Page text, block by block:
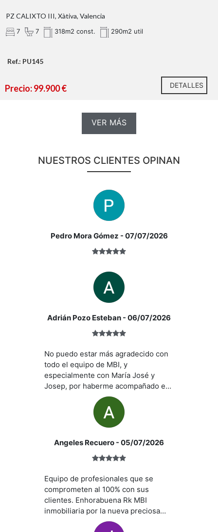
PZ CALIXTO III, Xàtiva, Valencia
7 7 318m2 const. 290m2 util
Ref.: PU145
Precio: 99.900 € DETALLES
VER MÁS
NUESTROS CLIENTES OPINAN
Pedro Mora Gómez - 07/07/2026
Adrián Pozo Esteban - 06/07/2026
No puedo estar más agradecido con
todo el equipo de MBI, y
especialmente con María José y
Josep, por haberme acompañado en
la compra de mi primera vivienda.
Desde el primer contacto con María
José, cuando solicité visitar el piso,
el trato fue excepcional. Durante el
proceso me surgieron varias dudas e
inseguridades (ya que era la compra
de mi primera vivienda), pero en
Tanto María José como Josep
estuvieron siempre disponibles para
resolver cualquier pregunta, ya fuera
sobre el proceso de compra,
aspectos económicos o cualquier
Angeles Recuero - 05/07/2026
Equipo de profesionales que se
comprometen al 100% con sus
clientes. Enhorabuena Rk MBI
inmobiliaria por la nueva preciosa
oficina en Torrent!